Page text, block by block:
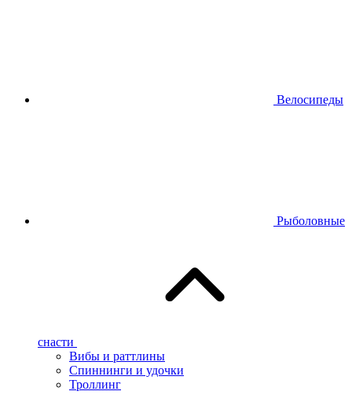
Велосипеды
Рыболовные
снасти
Вибы и раттлины
Спиннинги и удочки
Троллинг